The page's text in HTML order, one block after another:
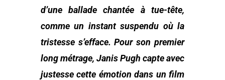
d’une ballade chantée à tue-tête,
comme un instant suspendu où la
tristesse s’efface. Pour son premier
long métrage, Janis Pugh capte avec
justesse cette émotion dans un film